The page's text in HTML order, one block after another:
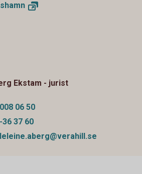
Ekstam - jurist
06 50
36 37 60